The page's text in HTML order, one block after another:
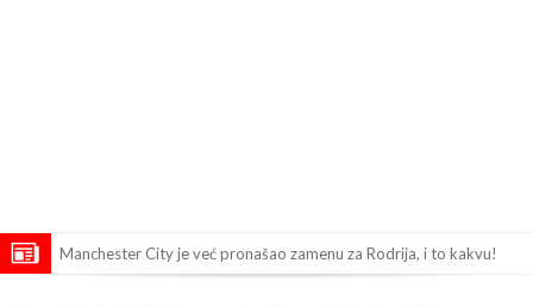
Manchester City je već pronašao zamenu za Rodrija, i to kakvu!